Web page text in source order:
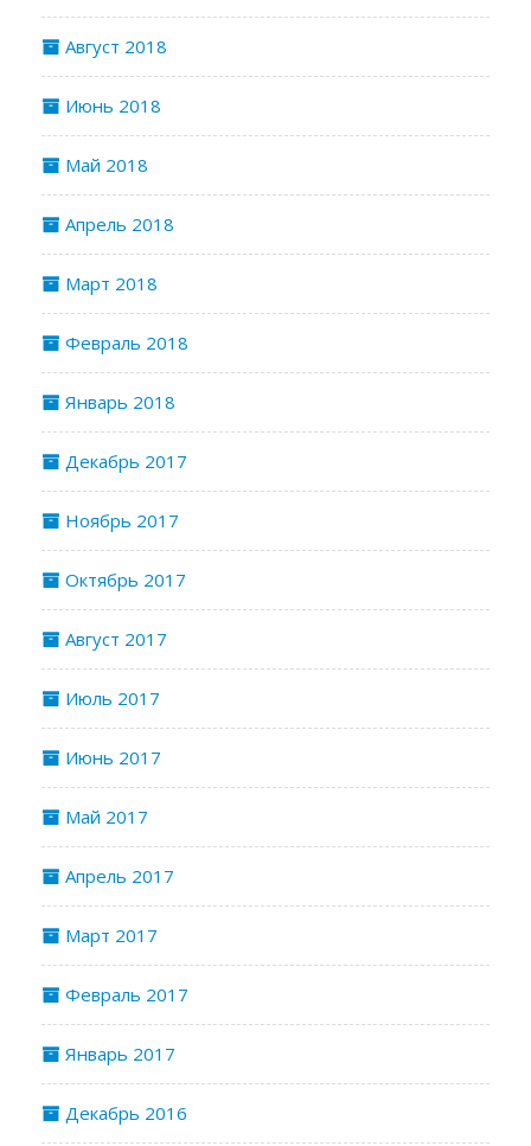
Август 2018
Июнь 2018
Май 2018
Апрель 2018
Март 2018
Февраль 2018
Январь 2018
Декабрь 2017
Ноябрь 2017
Октябрь 2017
Август 2017
Июль 2017
Июнь 2017
Май 2017
Апрель 2017
Март 2017
Февраль 2017
Январь 2017
Декабрь 2016